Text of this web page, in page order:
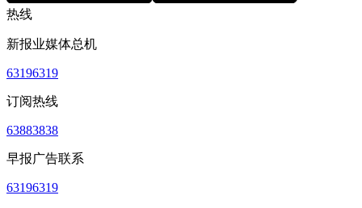
热线
新报业媒体总机
63196319
订阅热线
63883838
早报广告联系
63196319